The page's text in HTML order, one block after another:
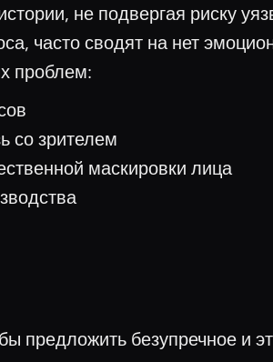
не подвергая риску
часто сводят на нет
проблем:
со зрителем
маскировки лица
предложить безупречное и